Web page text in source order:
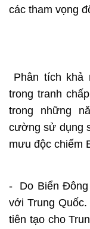
các tham vọng
Phân tích khả
trong tranh
trong những
cường sử dụng
mưu độc chiếm
- Do Biển Đông
với Trung
tiên tạo cho